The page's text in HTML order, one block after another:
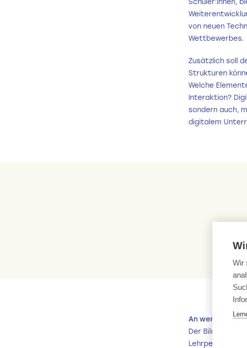
Schüler:innen,
von neuen
Wettbewerbes.
Zusätzlich soll
Strukturen
Welche
Interaktion?
sondern auch,
digitalem
An wen richtet
Der
Lehrpersonen,
Wir